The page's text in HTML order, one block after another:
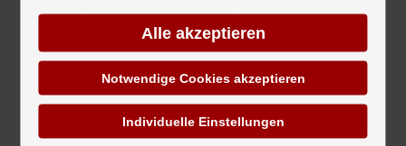
diese Systeme sogar Handlungsempfehlungen
für operative Entscheidungen geben. Inwieweit
diese Handlungsempfehlungen für "Big
Decisions" gegeben werden können und
Akzeptanz finden werden, wird sich zeigen“
Alle akzeptieren
Notwendige Cookies akzeptieren
Individuelle Einstellungen